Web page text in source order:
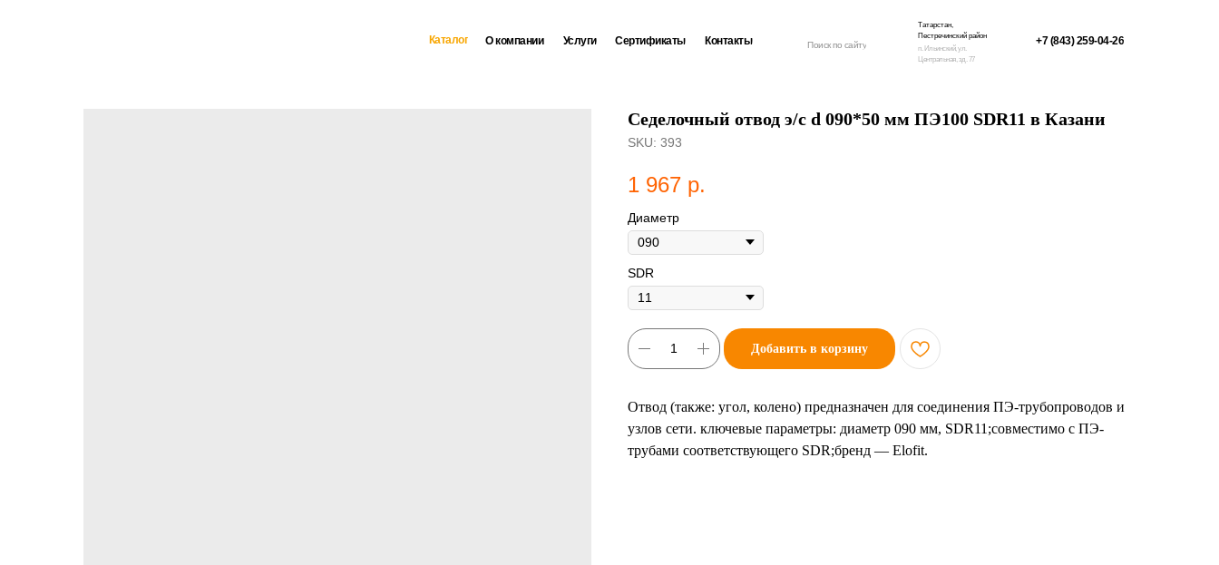
Поиск по сайту
Контакты
Сертификаты
Услуги +7 (843) 259-04-26
О компании
п. Ильинский, ул.
Центральная, зд. 77
Татарстан,
Пестречинский район
Каталог
Седелочный отвод э/с d 090*50 мм ПЭ100 SDR11 в Казани
SKU: 393
1 967 р.
Диаметр
SDR
Добавить в корзину
Отвод (также: угол, колено) предназначен для соединения ПЭ-трубопроводов и
узлов сети. ключевые параметры: диаметр 090 мм, SDR11;совместимо с ПЭ-
трубами соответствующего SDR;бренд — Elofit.